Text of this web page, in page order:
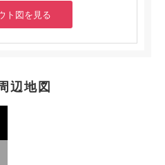
ト図を見る
辺地図